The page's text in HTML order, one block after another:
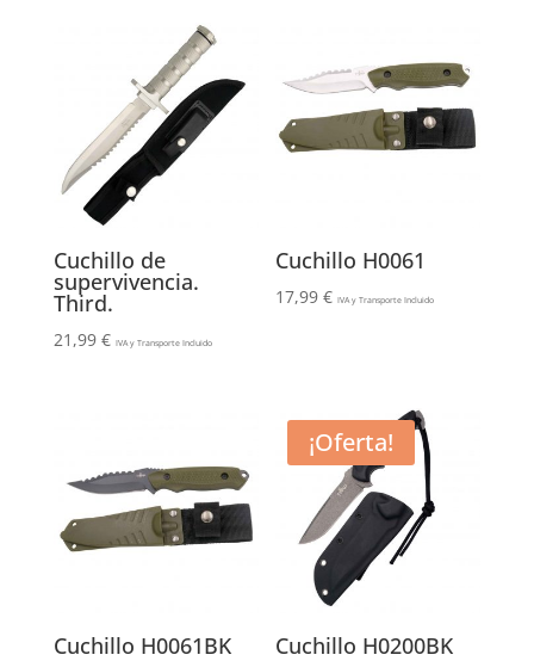
Cuchillo de
supervivencia.
Third.
21,99 € IVA y Transporte Incluido
Cuchillo H0061
17,99€ IVA y Transporte Incluido
Cuchillo H0061BK
¡Oferta!
Cuchillo H0200BK